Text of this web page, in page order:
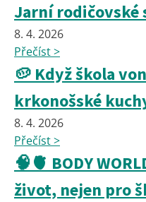
Jarní rodičovské
8. 4. 2026
Přečíst >
🥔 Když škola
krkonošské
8. 4. 2026
Přečíst >
🧠🫀 BODY
život, nejen pro